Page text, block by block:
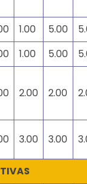
1.00 5.00
1.00 5.00
2.00 2.00
3.00 3.00